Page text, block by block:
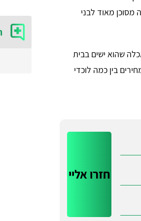
מאוד לבני
שהוא ישים בבית
בין כמה לוכדי